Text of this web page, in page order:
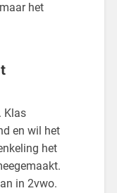
het
Klas
en wil het
het
in 2vwo.